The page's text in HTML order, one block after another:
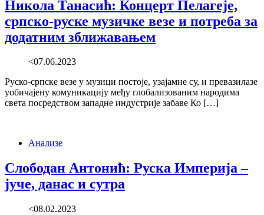
Никола Танасић: Концерт Пелагеје,
српско-руске музичке везе и потреба за
додатним зближавањем
<07.06.2023
Руско-српске везе у музици постоје, узајамне су, и превазилазе
уобичајену комуникацију међу глобализованим народима
света посредством западне индустрије забаве Ко […]
Анализе
Слободан Антонић: Руска Империја –
јуче, данас и сутра
<08.02.2023